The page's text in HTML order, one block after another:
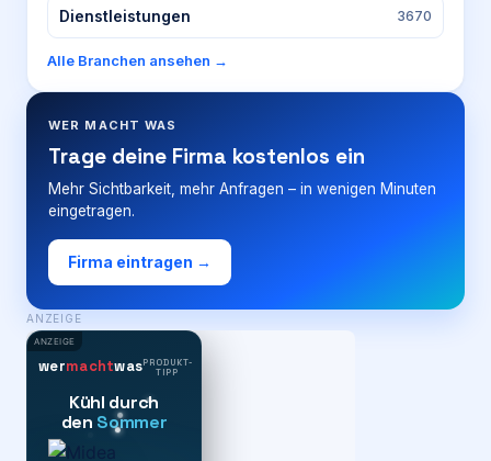
Dienstleistungen 3670
Alle Branchen ansehen →
WER MACHT WAS
Trage deine Firma kostenlos ein
Mehr Sichtbarkeit, mehr Anfragen – in wenigen Minuten
eingetragen.
Firma eintragen →
ANZEIGE
ANZEIGE
wermachtwasPRODUKT-
TIPP
Kühl durch
den Sommer